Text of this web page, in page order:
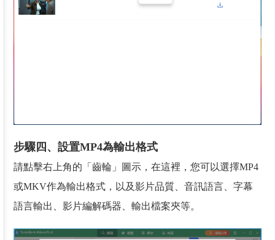
步驟四、設置MP4為輸出格式
請點擊右上角的「齒輪」圖示，在這裡，您可以選擇MP4
或MKV作為輸出格式，以及影片品質、音訊語言、字幕
語言輸出、影片編解碼器、輸出檔案夾等。